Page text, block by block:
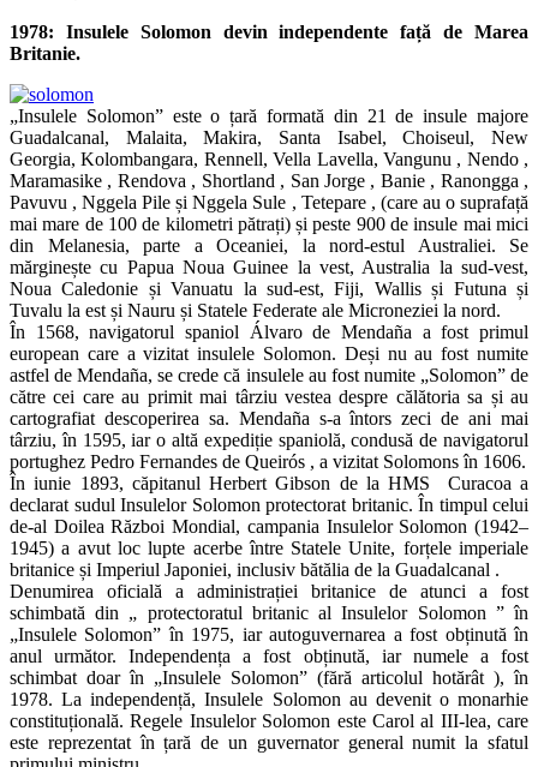
1978: Insulele Solomon devin independente față de Marea
Britanie.
„Insulele Solomon” este o țară formată din 21 de insule majore
Guadalcanal, Malaita, Makira, Santa Isabel, Choiseul, New
Georgia, Kolombangara, Rennell, Vella Lavella, Vangunu , Nendo ,
Maramasike , Rendova , Shortland , San Jorge , Banie , Ranongga ,
Pavuvu , Nggela Pile și Nggela Sule , Tetepare , (care au o suprafață
mai mare de 100 de kilometri pătrați) și peste 900 de insule mai mici
din Melanesia, parte a Oceaniei, la nord-estul Australiei. Se
mărginește cu Papua Noua Guinee la vest, Australia la sud-vest,
Noua Caledonie și Vanuatu la sud-est, Fiji, Wallis și Futuna și
Tuvalu la est și Nauru și Statele Federate ale Microneziei la nord.
În 1568, navigatorul spaniol Álvaro de Mendaña a fost primul
european care a vizitat insulele Solomon. Deși nu au fost numite
astfel de Mendaña, se crede că insulele au fost numite „Solomon” de
către cei care au primit mai târziu vestea despre călătoria sa și au
cartografiat descoperirea sa. Mendaña s-a întors zeci de ani mai
târziu, în 1595, iar o altă expediție spaniolă, condusă de navigatorul
portughez Pedro Fernandes de Queirós , a vizitat Solomons în 1606.
În iunie 1893, căpitanul Herbert Gibson de la HMS Curacoa a
declarat sudul Insulelor Solomon protectorat britanic. În timpul celui
de-al Doilea Război Mondial, campania Insulelor Solomon (1942–
1945) a avut loc lupte acerbe între Statele Unite, forțele imperiale
britanice și Imperiul Japoniei, inclusiv bătălia de la Guadalcanal .
Denumirea oficială a administrației britanice de atunci a fost
schimbată din „ protectoratul britanic al Insulelor Solomon ” în
„Insulele Solomon” în 1975, iar autoguvernarea a fost obținută în
anul următor. Independența a fost obținută, iar numele a fost
schimbat doar în „Insulele Solomon” (fără articolul hotărât ), în
1978. La independență, Insulele Solomon au devenit o monarhie
constituțională. Regele Insulelor Solomon este Carol al III-lea, care
este reprezentat în țară de un guvernator general numit la sfatul